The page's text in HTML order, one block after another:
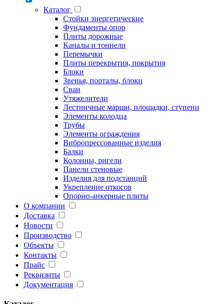
Каталог
Стойки энергетические
Фундаменты опор
Плиты дорожные
Каналы и тоннели
Перемычки
Плиты перекрытия, покрытия
Блоки
Звенья, порталы, блоки
Сваи
Утяжелители
Лестничные марши, площадки, ступени
Элементы колодца
Трубы
Элементы ограждения
Вибропрессованные изделия
Балки
Колонны, ригели
Панели стеновые
Изделия для подстанций
Укрепление откосов
Опорно-анкерные плиты
О компании
Доставка
Новости
Производство
Объекты
Контакты
Прайс
Реквизиты
Документация